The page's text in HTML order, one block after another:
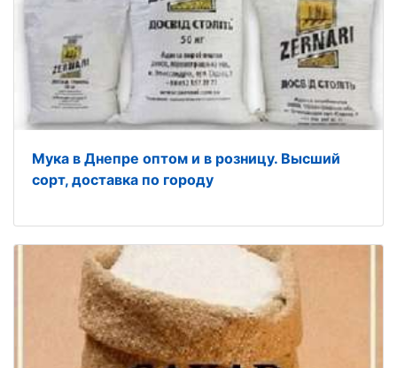
Мука в Днепре оптом и в розницу. Высший
сорт, доставка по городу